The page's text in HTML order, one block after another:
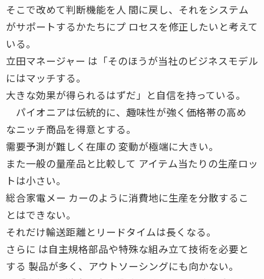
そこで改めて判断機能を人 間に戻し、それをシステム
がサポートするかたちにプ ロセスを修正したいと考えて
いる。
立田マネージャー は「そのほうが当社のビジネスモデル
にはマッチする。
大きな効果が得られるはずだ」と自信を持っている。
パイオニアは伝統的に、趣味性が強く価格帯の高め
なニッチ商品を得意とする。
需要予測が難しく在庫の 変動が極端に大きい。
また一般の量産品と比較して アイテム当たりの生産ロッ
トは小さい。
総合家電メー カーのように消費地に生産を分散するこ
とはできない。
それだけ輸送距離とリードタイムは長くなる。
さらに は自主規格部品や特殊な組み立て技術を必要と
する 製品が多く、アウトソーシングにも向かない。